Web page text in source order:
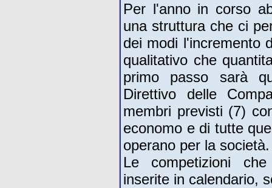
Per l'anno in corso
una struttura che ci
dei modi l'incremento
qualitativo che
primo passo sarà
Direttivo delle
membri previsti (7)
economo e di tutte
operano per la società.
Le competizioni
inserite in calendario,